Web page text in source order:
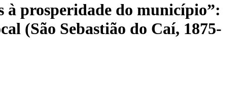
à prosperidade do município”:
(São Sebastião do Caí, 1875-